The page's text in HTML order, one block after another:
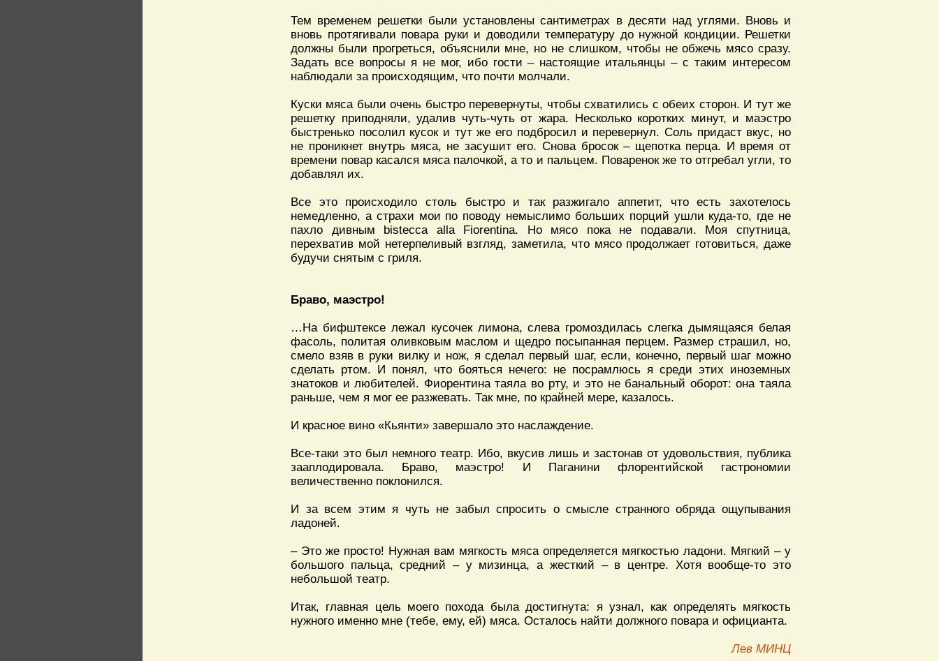
Тем временем решетки были установлены сантиметрах в десяти над углями. Вновь и
вновь протягивали повара руки и доводили температуру до нужной кондиции. Решетки
должны были прогреться, объяснили мне, но не слишком, чтобы не обжечь мясо сразу.
Задать все вопросы я не мог, ибо гости – настоящие итальянцы – с таким интересом
наблюдали за происходящим, что почти молчали.
Куски мяса были очень быстро перевернуты, чтобы схватились с обеих сторон. И тут же
решетку приподняли, удалив чуть-чуть от жара. Несколько коротких минут, и маэстро
быстренько посолил кусок и тут же его подбросил и перевернул. Соль придаст вкус, но
не проникнет внутрь мяса, не засушит его. Снова бросок – щепотка перца. И время от
времени повар касался мяса палочкой, а то и пальцем. Поваренок же то отгребал угли, то
добавлял их.
Все это происходило столь быстро и так разжигало аппетит, что есть захотелось
немедленно, а страхи мои по поводу немыслимо больших порций ушли куда-то, где не
пахло дивным bistecca alla Fiorentina. Но мясо пока не подавали. Моя спутница,
перехватив мой нетерпеливый взгляд, заметила, что мясо продолжает готовиться, даже
будучи снятым с гриля.
Браво, маэстро!
…На бифштексе лежал кусочек лимона, слева громоздилась слегка дымящаяся белая
фасоль, политая оливковым маслом и щедро посыпанная перцем. Размер страшил, но,
смело взяв в руки вилку и нож, я сделал первый шаг, если, конечно, первый шаг можно
сделать ртом. И понял, что бояться нечего: не посрамлюсь я среди этих иноземных
знатоков и любителей. Фиорентина таяла во рту, и это не банальный оборот: она таяла
раньше, чем я мог ее разжевать. Так мне, по крайней мере, казалось.
И красное вино «Кьянти» завершало это наслаждение.
Все-таки это был немного театр. Ибо, вкусив лишь и застонав от удовольствия, публика
зааплодировала. Браво, маэстро! И Паганини флорентийской гастрономии
величественно поклонился.
И за всем этим я чуть не забыл спросить о смысле странного обряда ощупывания
ладоней.
– Это же просто! Нужная вам мягкость мяса определяется мягкостью ладони. Мягкий – у
большого пальца, средний – у мизинца, а жесткий – в центре. Хотя вообще-то это
небольшой театр.
Итак, главная цель моего похода была достигнута: я узнал, как определять мягкость
нужного именно мне (тебе, ему, ей) мяса. Осталось найти должного повара и официанта.
Лев МИНЦ